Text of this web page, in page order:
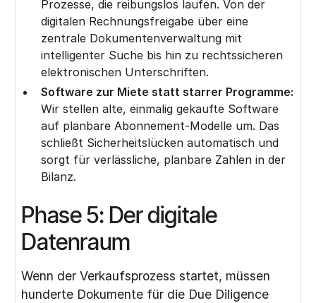
Prozesse, die reibungslos laufen. Von der
digitalen Rechnungsfreigabe über eine
zentrale Dokumentenverwaltung mit
intelligenter Suche bis hin zu rechtssicheren
elektronischen Unterschriften.
Software zur Miete statt starrer Programme:
Wir stellen alte, einmalig gekaufte Software
auf planbare Abonnement-Modelle um. Das
schließt Sicherheitslücken automatisch und
sorgt für verlässliche, planbare Zahlen in der
Bilanz.
Phase 5: Der digitale
Datenraum
Wenn der Verkaufsprozess startet, müssen
hunderte Dokumente für die Due Diligence